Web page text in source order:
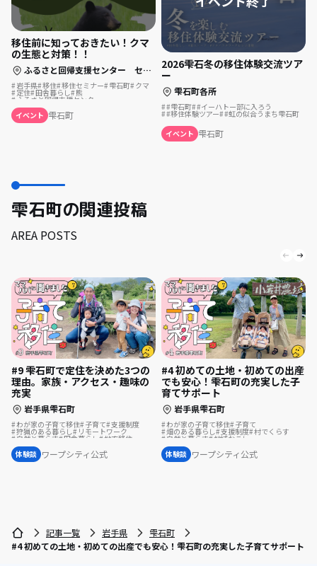
移住前に知っておきたい！クマ
の生態と対策！！
ふるさと回帰支援センター セミナールームB（東京交通会館８階）
岩手県 移住 移住セミナー 雫石町 クマ
定住 田舎暮らし 熊
ふるさと回帰支援センター
イベント 雫石町
2026雫石冬の移住体験交流ツア
ー
雫石町各所
#雫石町 #イーハトー部に入ろう
#移住体験ツアー #虹の似合うまち雫石町
イベント 雫石町
雫石町の関連投稿
AREA POSTS
#9 雫石町で定住を決めた3つの
理由。家族・アクセス・趣味の
充実
岩手県雫石町
わが家の子育て移住 子育て 支援制度
狩猟のある暮らし リモートワーク
自然と暮らす 田舎暮らし 地方移住
子育て移住
体験談 ワープシティ公式
#4 初めての土地・初めての出産
でも安心！雫石町の充実した子
育てサポート
岩手県雫石町
わが家の子育て移住 子育て
畑のある暮らし 支援制度 村でくらす
自然と暮らす 地域おこし
地域おこし協力隊
子育て移住
リノベーション・リフォームして
体験談 ワープシティ公式
記事一覧 岩手県
雫石町
#4 初めての土地・初めての出産でも安心！雫石町の充実した子育てサポート